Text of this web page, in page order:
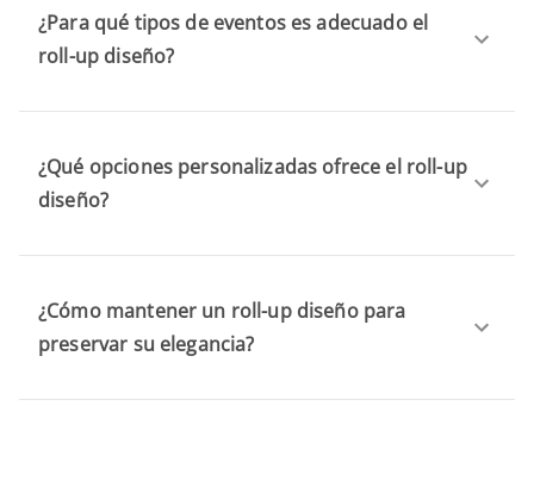
¿Para qué tipos de eventos es adecuado el
roll-up diseño?
¿Qué opciones personalizadas ofrece el roll-up
diseño?
¿Cómo mantener un roll-up diseño para
preservar su elegancia?